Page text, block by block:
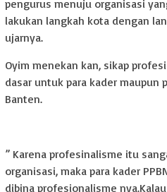
pengurus menuju organisasi
lakukan langkah kota dengan
ujarnya.
‎Oyim menekan kan, sikap
dasar untuk para kader maupun
Banten.
‎” Karena profesinalisme itu
organisasi, maka para kader
dibina profesionalisme